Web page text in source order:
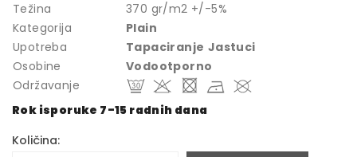
Težina
370 gr/m2 +/-5%
Kategorija
Plain
Upotreba
Tapaciranje Jastuci
Osobine
Vodootporno
Održavanje
Rok isporuke 7-15 radnih dana
Količina: